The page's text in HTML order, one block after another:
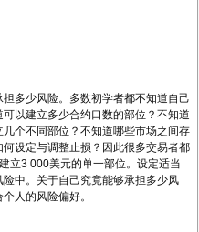
多少风险。多数初学者都不知道自己
以建立多少合约口数的部位？不知道
个不同部位？不知道哪些市场之间存
设定与调整止损？因此很多交易者都
立3 000美元的单一部位。设定适当
中。关于自己究竟能够承担多少风
人的风险偏好。